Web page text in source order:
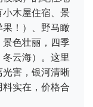
木屋住宿、景
！）、野马瞰
色壮丽，四季
云海）。这里
害，银河清晰
实在，价格合